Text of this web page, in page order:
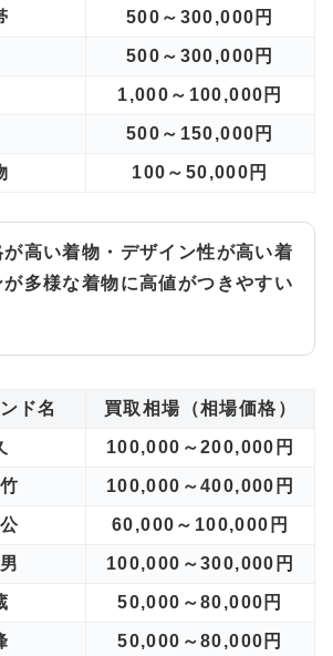
500～300,000円
500～300,000円
1,000～100,000円
500～150,000円
100～50,000円
高い着物・デザイン性が高い着
多様な着物に高値がつきやすい
ド名 買取相場（相場価格）
100,000～200,000円
100,000～400,000円
60,000～100,000円
100,000～300,000円
50,000～80,000円
50,000～80,000円